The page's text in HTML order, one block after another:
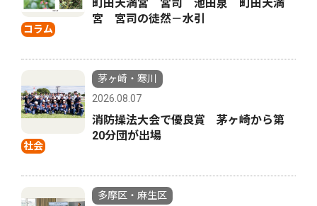
コラム
町田天満宮 宮司 池田泉 町田天満
宮 宮司の徒然－水引
社会
茅ヶ崎・寒川
2026.08.07
消防操法大会で優良賞 茅ヶ崎から第
20分団が出場
多摩区・麻生区